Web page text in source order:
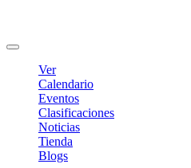
Ver
Calendario
Eventos
Clasificaciones
Noticias
Tienda
Blogs